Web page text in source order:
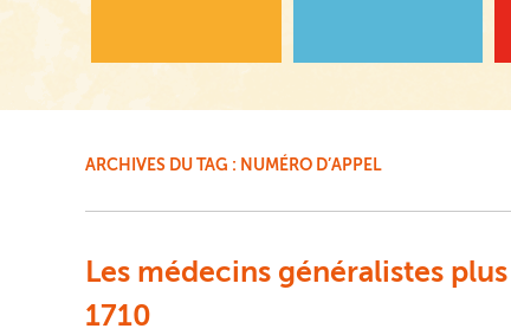
ARCHIVES DU TAG : NUMÉRO D’APPEL
Les médecins généralistes
1710